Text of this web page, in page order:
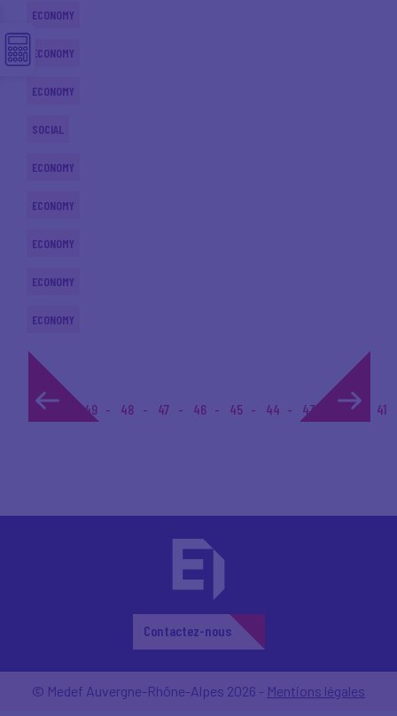
ECONOMY
ECONOMY
ECONOMY
SOCIAL
ECONOMY
ECONOMY
ECONOMY
ECONOMY
ECONOMY
1... 49 48 47 46 45 44 43 42 41
Contactez-nous
© Medef Auvergne-Rhône-Alpes 2026 - Mentions légales